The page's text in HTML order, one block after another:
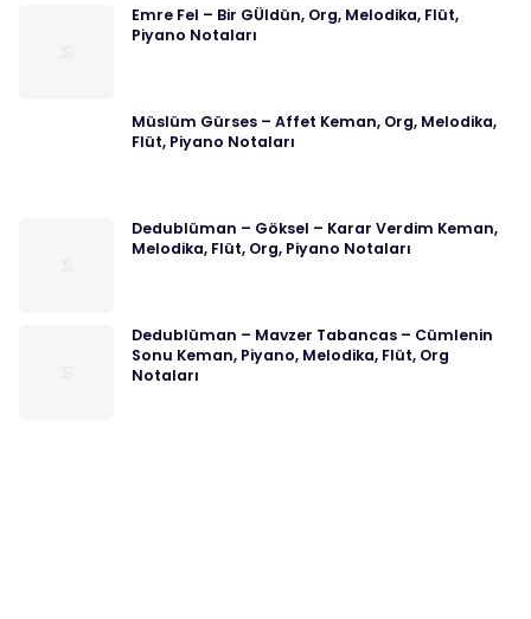
Emre Fel – Bir GÜldün, Org, Melodika, Flüt,
Piyano Notaları
Müslüm Gürses – Affet Keman, Org, Melodika,
Flüt, Piyano Notaları
Dedublüman – Göksel – Karar Verdim Keman,
Melodika, Flüt, Org, Piyano Notaları
Dedublüman – Mavzer Tabancas – Cümlenin
Sonu Keman, Piyano, Melodika, Flüt, Org
Notaları